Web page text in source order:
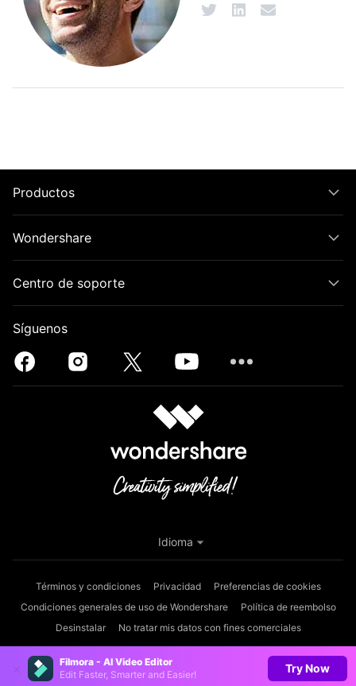
Filmora - AI Video Editor
Edit Faster, Smarter and Easier!
Try Now
Productos
Wondershare
Centro de soporte
Síguenos
Términos y condiciones Privacidad
Preferencias de cookies
Condiciones generales de uso de Wondershare
Política de reembolso
Desinstalar
No tratar mis datos con fines comerciales
Idioma